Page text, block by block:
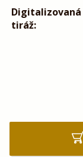
Digitalizovaná
tiráž: